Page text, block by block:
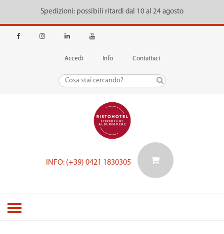
Spedizioni: possibili ritardi dal 10 al 24 agosto
Accedi Info Contattaci
INFO: (+39) 0421 1830305